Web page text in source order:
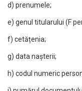
d) prenumele;
e) genul titularului (F
f) cetățenia;
g) data nașterii;
h) codul numeric